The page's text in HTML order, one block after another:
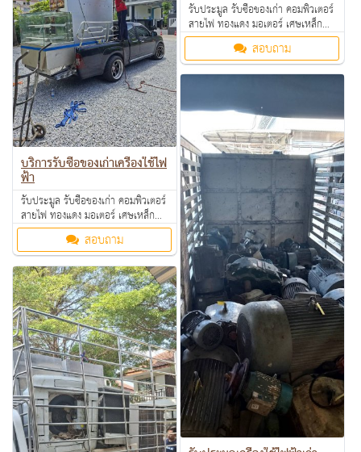
รับประมูล รับซื้อของเก่า คอมพิวเตอร์
สายไฟ ทองแดง มอเตอร์ เศษเหล็ก
อลูมิเนียม คอมเพรสเซอร์ แอร์เก่า
ตามโรงงาน โรงแรม อพาร์ทเม้นท์ ให้
ราคาดี คุยง่าย จ่ายคล่อง รับซื้อเงินสด
สอบถาม
บริการรับซื้อของเก่าเครื่องใช้ไฟ
ฟ้า
รับประมูล รับซื้อของเก่า คอมพิวเตอร์
สายไฟ ทองแดง มอเตอร์ เศษเหล็ก
อลูมิเนียม คอมเพรสเซอร์ แอร์เก่า
ตามโรงงาน โรงแรม อพาร์ทเม้นท์ ให้
ราคาดี คุยง่าย จ่ายคล่อง รับซื้อเงินสด
ถึงที่ สนใจทักมาสอบถามหรือส่งรูป
มาสอบถามได้ค่ะ
สอบถาม